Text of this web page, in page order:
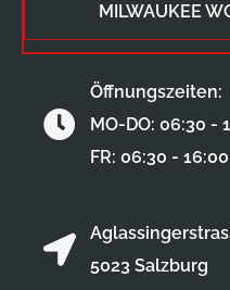
MILWAUKEE
5023 Salzburg
Öffnungszeiten:
MO-DO: 06:30 -
FR: 06:30 - 16:00